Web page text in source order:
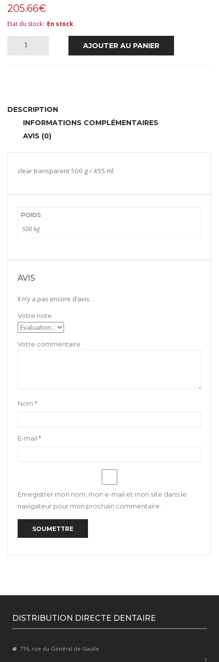
205.66€
Etat du stock: En stock
quantité AJOUTER AU PANIER
DESCRIPTION
INFORMATIONS COMPLÉMENTAIRES
AVIS (0)
clear transparent 500 g / 455 ml
POIDS
500 kg
AVIS
Il n’y a pas encore d’avis.
Nom *
E-mail *
Enregistrer mon nom, mon e-mail et mon site dans le
navigateur pour mon prochain commentaire.
DISTRIBUTION DIRECTE DENTAIRE
716, rue du Général de Gaulle